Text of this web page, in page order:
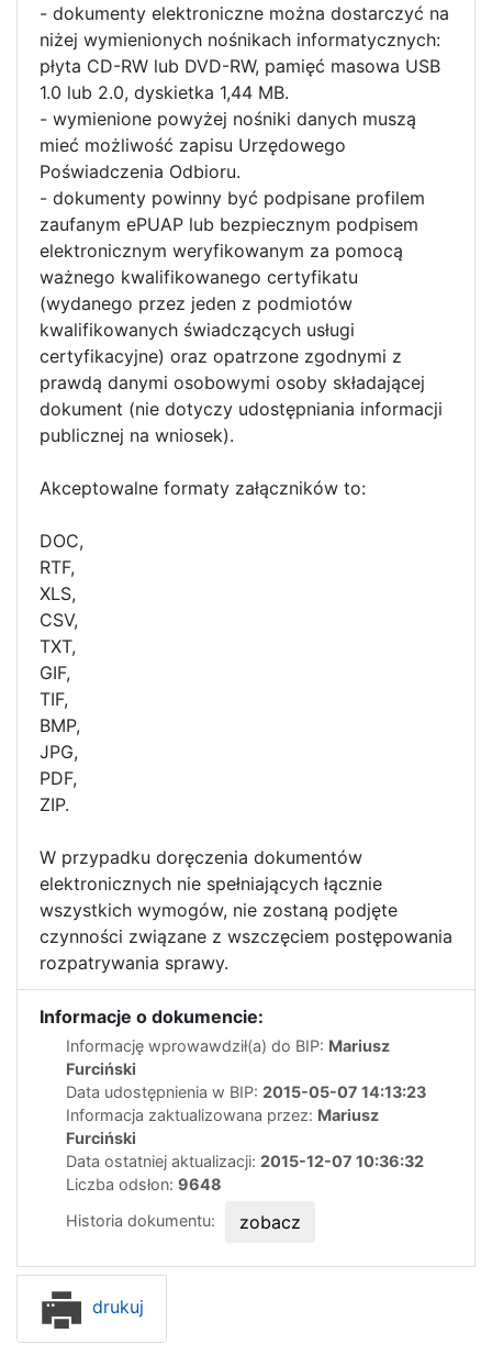
- dokumenty elektroniczne można dostarczyć na
niżej wymienionych nośnikach informatycznych:
płyta CD-RW lub DVD-RW, pamięć masowa USB
1.0 lub 2.0, dyskietka 1,44 MB.
- wymienione powyżej nośniki danych muszą
mieć możliwość zapisu Urzędowego
Poświadczenia Odbioru.
- dokumenty powinny być podpisane profilem
zaufanym ePUAP lub bezpiecznym podpisem
elektronicznym weryfikowanym za pomocą
ważnego kwalifikowanego certyfikatu
(wydanego przez jeden z podmiotów
kwalifikowanych świadczących usługi
certyfikacyjne) oraz opatrzone zgodnymi z
prawdą danymi osobowymi osoby składającej
dokument (nie dotyczy udostępniania informacji
publicznej na wniosek).
Akceptowalne formaty załączników to:
DOC,
RTF,
XLS,
CSV,
TXT,
GIF,
TIF,
BMP,
JPG,
PDF,
ZIP.
W przypadku doręczenia dokumentów
elektronicznych nie spełniających łącznie
wszystkich wymogów, nie zostaną podjęte
czynności związane z wszczęciem postępowania
rozpatrywania sprawy.
Informacje o dokumencie:
Informację wprowawdził(a) do BIP: Mariusz
Furciński
Data udostępnienia w BIP: 2015-05-07 14:13:23
Informacja zaktualizowana przez: Mariusz
Furciński
Data ostatniej aktualizacji: 2015-12-07 10:36:32
Liczba odsłon: 9648
Historia dokumentu:
zobacz
drukuj